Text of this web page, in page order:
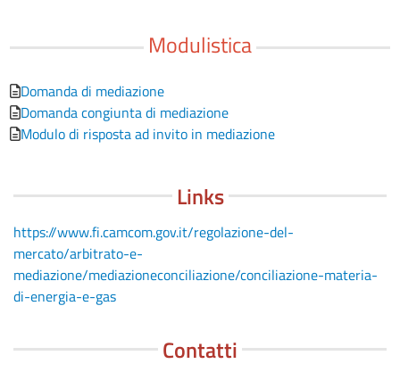
Modulistica
Domanda di mediazione
Domanda congiunta di mediazione
Modulo di risposta ad invito in mediazione
Links
https://www.fi.camcom.gov.it/regolazione-del-
mercato/arbitrato-e-
mediazione/mediazioneconciliazione/conciliazione-materia-
di-energia-e-gas
Contatti